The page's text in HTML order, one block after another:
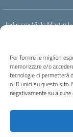
Per fornire le migliori
memorizzare e/o
tecnologie ci permetterà
o ID unici su questo sito.
negativamente su
Indirizzo:Viale Martin
Codice fiscale:
Codice meccanografico:
Codice Indice delle
Codice unico di
Istituto professionale
IPSEOA - ''Elena